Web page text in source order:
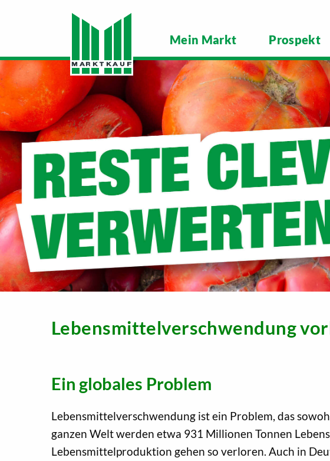
Mein Markt Prospekt
Lebensmittelverschwendung
Ein globales Problem
Lebensmittelverschwendung ist ein Problem, das
ganzen Welt werden etwa 931 Millionen Tonnen
Lebensmittelproduktion gehen so verloren. Auch in